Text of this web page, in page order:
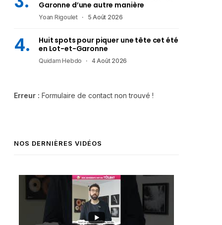
Garonne d’une autre manière
Yoan Rigoulet 5 Août 2026
Huit spots pour piquer une tête cet été
en Lot-et-Garonne
Quidam Hebdo 4 Août 2026
Erreur : Formulaire de contact non trouvé !
NOS DERNIÈRES VIDÉOS